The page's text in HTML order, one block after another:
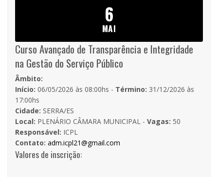
6
MAI
Curso Avançado de Transparência e Integridade
na Gestão do Serviço Público
Âmbito:
Início: 06/05/2026 às 08:00hs - Término: 31/12/2026 às
17:00hs
Cidade: SERRA/ES
Local: PLENÁRIO CÂMARA MUNICIPAL - Vagas: 50
Responsável: ICPL
Contato: adm.icpl21@gmail.com
Valores de inscrição: